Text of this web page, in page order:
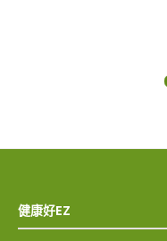
健康好EZ